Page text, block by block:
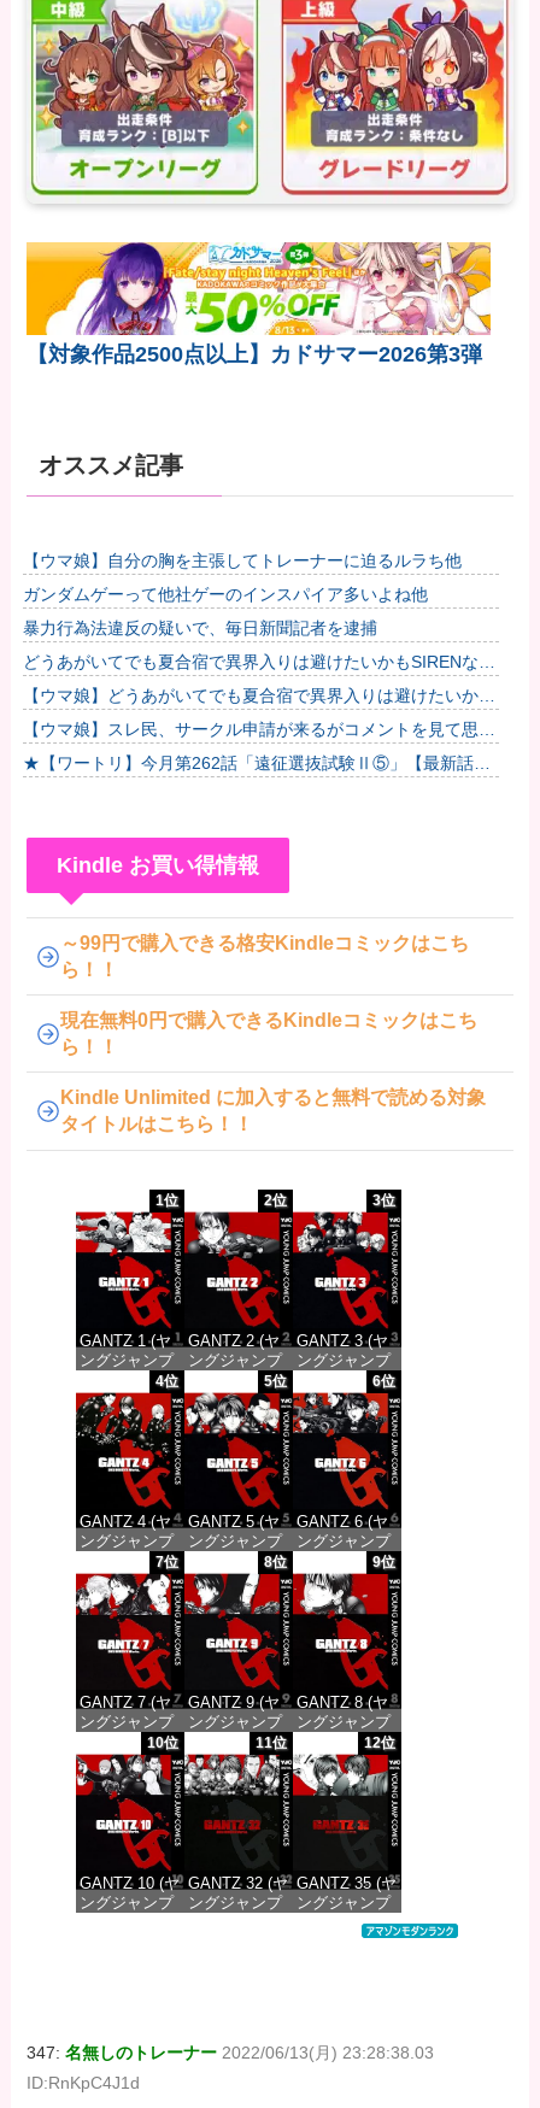
【対象作品2500点以上】カドサマー2026第3弾
オススメ記事
【ウマ娘】自分の胸を主張してトレーナーに迫るルラち他
ガンダムゲーって他社ゲーのインスパイア多いよね他
暴力行為法違反の疑いで、毎日新聞記者を逮捕
どうあがいてでも夏合宿で異界入りは避けたいかもSIRENなゴ
ルシちゃん達
【ウマ娘】どうあがいてでも夏合宿で異界入りは避けたいかも
SIRENなゴルシちゃん達
【ウマ娘】スレ民、サークル申請が来るがコメントを見て思わ
ず拒否してしまう
★【ワートリ】今月第262話「遠征選抜試験Ⅱ⑤」【最新話コ
Kindle お買い得情報
～99円で購入できる格安Kindleコミックはこち
ら！！
現在無料0円で購入できるKindleコミックはこち
ら！！
Kindle Unlimited に加入すると無料で読める対象
タイトルはこちら！！
1位
GANTZ 1 (ヤ
ングジャンプ
コミックス
DIGITAL)
価格：¥100
2位
GANTZ 2 (ヤ
ングジャンプ
コミックス
DIGITAL)
価格：¥100
3位
GANTZ 3 (ヤ
ングジャンプ
コミックス
DIGITAL)
価格：¥100
4位
GANTZ 4 (ヤ
ングジャンプ
コミックス
DIGITAL)
価格：¥100
5位
GANTZ 5 (ヤ
ングジャンプ
コミックス
DIGITAL)
価格：¥100
6位
GANTZ 6 (ヤ
ングジャンプ
コミックス
DIGITAL)
価格：¥100
7位
GANTZ 7 (ヤ
ングジャンプ
コミックス
DIGITAL)
価格：¥100
8位
GANTZ 9 (ヤ
ングジャンプ
コミックス
DIGITAL)
価格：¥100
9位
GANTZ 8 (ヤ
ングジャンプ
コミックス
DIGITAL)
価格：¥100
10位
GANTZ 10 (ヤ
ングジャンプ
11位
GANTZ 32 (ヤ
ングジャンプ
12位
GANTZ 35 (ヤ
ングジャンプ
コミックス
347:名無しのトレーナー 2022/06/13(月) 23:28:38.03
ID:RnKpC4J1d